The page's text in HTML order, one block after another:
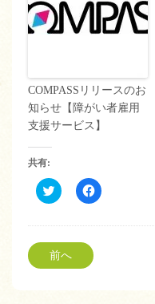
COMPASSリリースのお
知らせ【障がい者雇用
支援サービス】
共有:
ク
リ
し
て
Twitter
で
共
Facebook
で
す
前へ